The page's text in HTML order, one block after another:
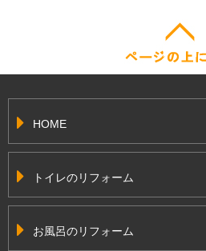
HOME
トイレのリフォーム
お風呂のリフォーム